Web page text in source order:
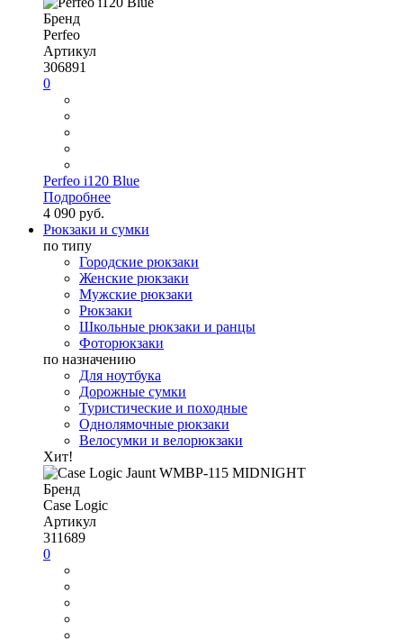
Бренд
Perfeo
Артикул
306891
0
Perfeo i120 Blue
Подробнее
4 090 руб.
Рюкзаки и сумки
по типу
Городские рюкзаки
Женские рюкзаки
Мужские рюкзаки
Рюкзаки
Школьные рюкзаки и ранцы
Фоторюкзаки
по назначению
Для ноутбука
Дорожные сумки
Туристические и походные
Однолямочные рюкзаки
Велосумки и велорюкзаки
Хит!
Бренд
Case Logic
Артикул
311689
0